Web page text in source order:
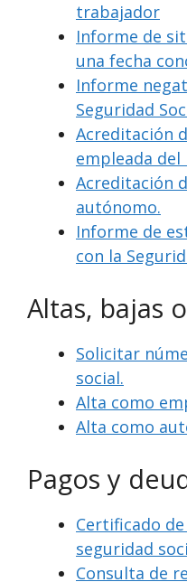
trabajador
Informe de
una fecha
Informe
Seguridad
Acreditación
empleada del
Acreditación
autónomo.
Informe de
con la
Altas, bajas
Solicitar
social.
Alta como
Alta como
Pagos y
Certificado
seguridad
Consulta de